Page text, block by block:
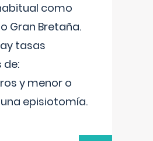
como
Gran Bretaña.
tasas
de:
y menor o
episiotomía.